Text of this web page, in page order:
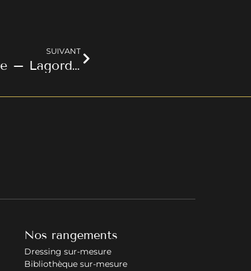
SUIVANT
Bibliothèque sur mesure – Lagord (17)
Nos rangements
Dressing sur-mesure
Bibliothèque sur-mesure